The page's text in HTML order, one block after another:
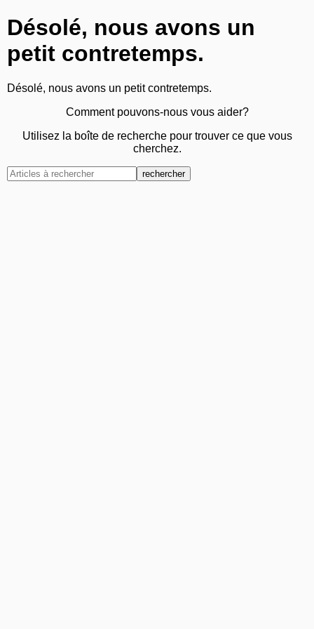
Désolé, nous avons un
petit contretemps.
Désolé, nous avons un petit contretemps.
Comment pouvons-nous vous aider?
Utilisez la boîte de recherche pour trouver ce que vous
cherchez.
rechercher